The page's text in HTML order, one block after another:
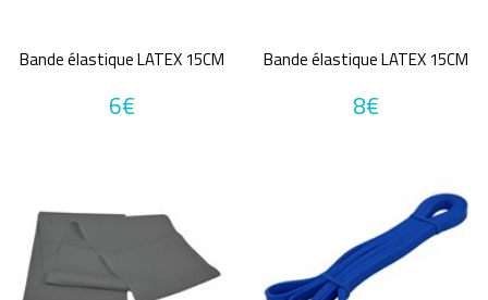
Bande élastique LATEX 15CM
6€
Bande élastique LATEX 15CM
8€